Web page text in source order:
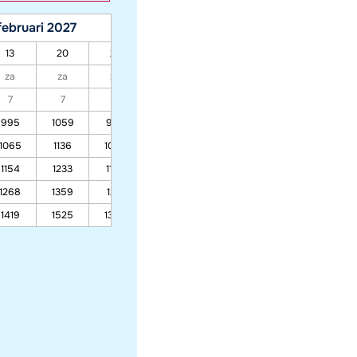
2027
13 20 27
za za za
7 7
995 1059 959
1065 1136 1026
1154 1233 1109
1268 1359 1217
1419 1525 1360